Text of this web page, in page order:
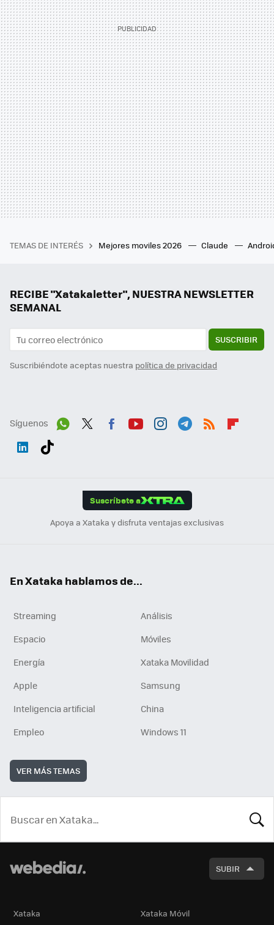
TEMAS DE INTERÉS Mejores moviles 2026 Claude
RECIBE "Xatakaletter", NUESTRA NEWSLETTER
SEMANAL
SUSCRIBIR
Suscribiéndote aceptas nuestra política de privacidad
Síguenos
Suscríbete a
Apoya a Xataka y disfruta ventajas exclusivas
En Xataka hablamos de...
Streaming
Análisis
Espacio
Móviles
Energía
Xataka Movilidad
Apple
Samsung
Inteligencia artificial
China
Empleo
Windows 11
VER MÁS TEMAS
SUBIR
Xataka Xataka Móvil